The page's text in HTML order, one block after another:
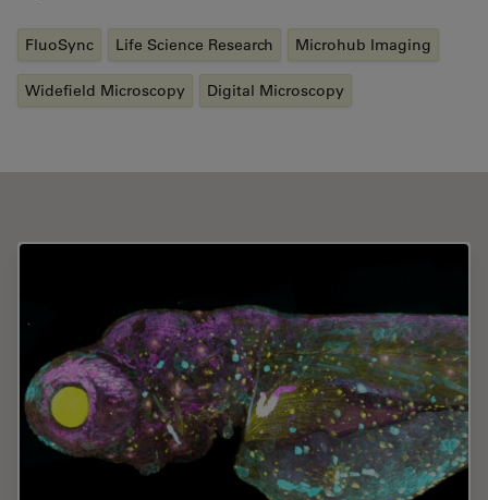
FluoSync Life Science Research Microhub Imaging
Widefield Microscopy Digital Microscopy